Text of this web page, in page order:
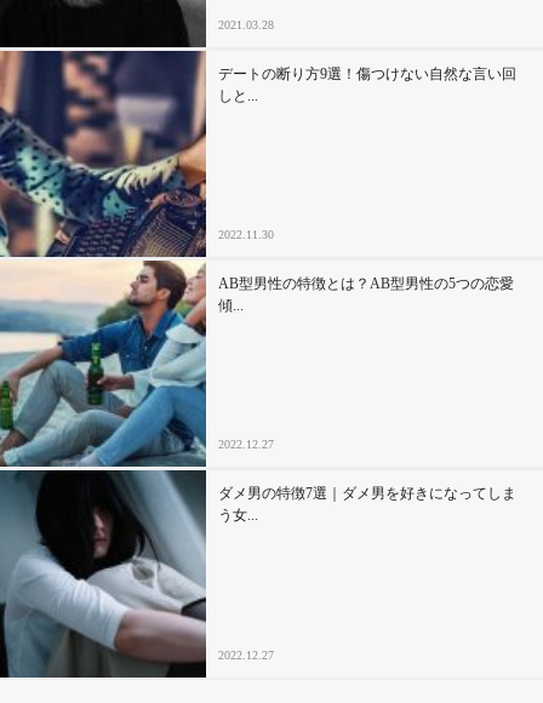
2021.03.28
デートの断り方9選！傷つけない自然な言い回
しと...
2022.11.30
AB型男性の特徴とは？AB型男性の5つの恋愛
傾...
2022.12.27
ダメ男の特徴7選｜ダメ男を好きになってしま
う女...
2022.12.27